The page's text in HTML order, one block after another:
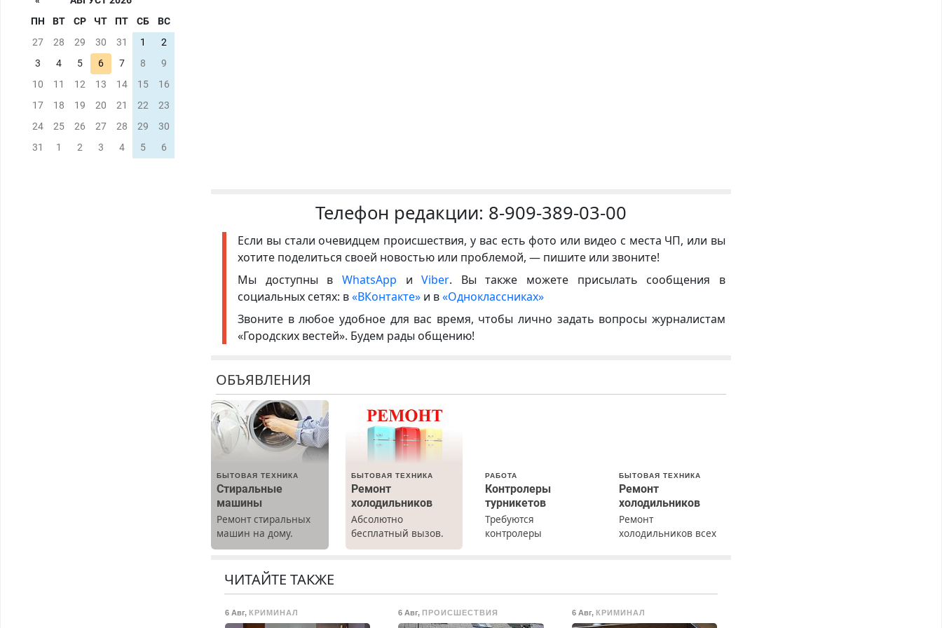
Телефон редакции: 8-909-389-03-00
Если вы стали очевидцем происшествия, у вас есть фото или видео с места ЧП, или вы
хотите поделиться своей новостью или проблемой, — пишите или звоните!
Мы доступны в WhatsApp иViber. Вы также можете присылать сообщения в
социальных сетях: в«ВКонтакте» и в«Одноклассниках»
Звоните в любое удобное для вас время, чтобы лично задать вопросы журналистам
«Городских вестей». Будем рады общению!
ОБЪЯВЛЕНИЯ
БЫТОВАЯ ТЕХНИКА
Стиральные
машины
Ремонт стиральных
машин на дому.
Выезд и диагностика
Предусмотрены
скидки.
БЫТОВАЯ ТЕХНИКА
Ремонт
холодильников
Абсолютно
бесплатный вызов.
Ремонт
выходных.
РАБОТА
Контролеры
турникетов
Требуются
контролеры
ТК РФ. График работы
БЫТОВАЯ ТЕХНИКА
Ремонт
холодильников
Ремонт
холодильников всех
районы. Скидка.
ЧИТАЙТЕ ТАКЖЕ
6 Авг, КРИМИНАЛ 6 Авг, ПРОИСШЕСТВИЯ 6 Авг, КРИМИНАЛ
ПН
ВТ СР ЧТ ПТ СБ
ВС
27
28 29 30 31 1
2
3
4 5 6 7 8
9
10
11 12 13 14 15
16
17
18 19 20 21 22
23
24
25 26 27 28 29
30
31
1 2 3 4 5 6